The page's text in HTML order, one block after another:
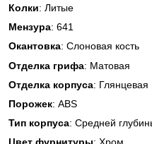
Колки: Литые
Мензура: 641
Окантовка: Слоновая кость
Отделка грифа: Матовая
Отделка корпуса: Глянцевая
Порожек: ABS
Тип корпуса: Средней